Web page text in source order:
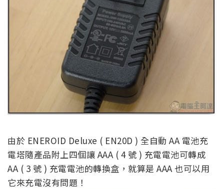
由於 ENEROID Deluxe ( EN20D ) 全自動 AA 電池充
電塔隨產品附上四個讓 AAA ( 4 號 ) 充電電池可轉成
AA ( 3 號 ) 充電電池的轉換盒，就算是 AAA 也可以用
它來充電沒有問題！